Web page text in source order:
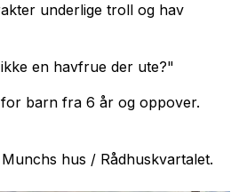
underlige troll og hav
en havfrue der ute?"
barn fra 6 år og oppover.
hus / Rådhuskvartalet.